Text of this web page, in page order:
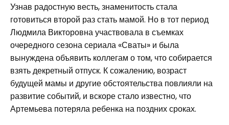
Узнав радостную весть, знаменитость стала
готовиться второй раз стать мамой. Но в тот период
Людмила Викторовна участвовала в съемках
очередного сезона сериала «Сваты» и была
вынуждена объявить коллегам о том, что собирается
взять декретный отпуск. К сожалению, возраст
будущей мамы и другие обстоятельства повлияли на
развитие событий, и вскоре стало известно, что
Артемьева потеряла ребенка на поздних сроках.